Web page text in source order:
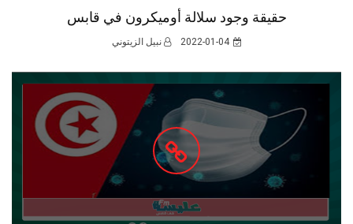
حقيقة وجود سلالة أوميكرون في قابس
2022-01-04 نبيل الزيتوني